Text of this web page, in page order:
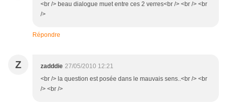
<br /> beau dialogue muet entre ces 2 verres<br /> <br /> <br
/>
Répondre
Z zadddie 27/05/2010 12:21
<br /> la question est posée dans le mauvais sens..<br /> <br
/> <br />